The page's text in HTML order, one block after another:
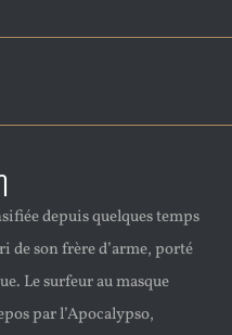
depuis quelques temps
de son frère d’arme, porté
Le surfeur au masque
par l’Apocalypso,